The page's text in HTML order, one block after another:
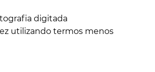
digitada
utilizando termos menos